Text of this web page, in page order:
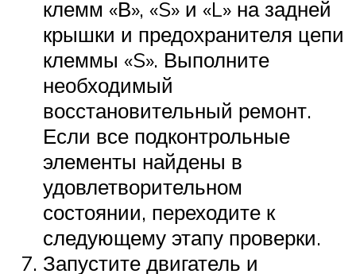
клемм «В», «S» и «L» на задней
крышки и предохранителя цепи
клеммы «S». Выполните
необходимый
восстановительный ремонт.
Если все подконтрольные
элементы найдены в
удовлетворительном
состоянии, переходите к
следующему этапу проверки.
Запустите двигатель и